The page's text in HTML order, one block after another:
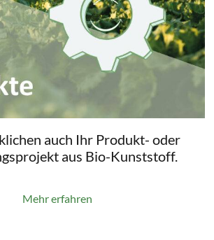
auch Ihr Produkt- oder
aus Bio-Kunststoff.
Mehr erfahren